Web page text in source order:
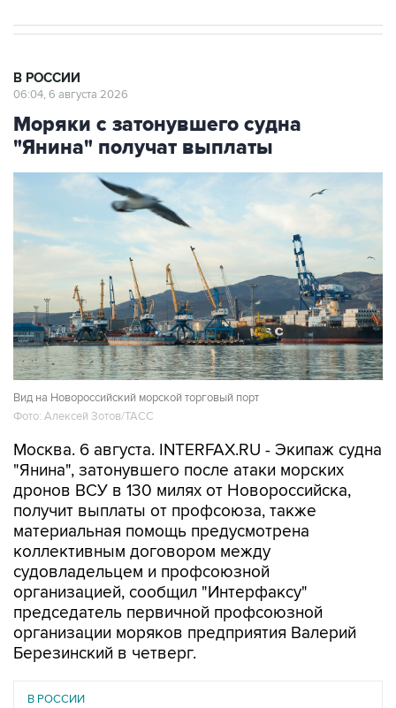
В РОССИИ
06:04, 6 августа 2026
Моряки с затонувшего судна
"Янина" получат выплаты
Вид на Новороссийский морской торговый порт
Фото: Алексей Зотов/ТАСС
Москва. 6 августа. INTERFAX.RU - Экипаж судна
"Янина", затонувшего после атаки морских
дронов ВСУ в 130 милях от Новороссийска,
получит выплаты от профсоюза, также
материальная помощь предусмотрена
коллективным договором между
судовладельцем и профсоюзной
организацией, сообщил "Интерфаксу"
председатель первичной профсоюзной
организации моряков предприятия Валерий
Березинский в четверг.
В РОССИИ